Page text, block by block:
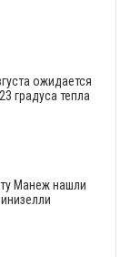
ожидается
градуса тепла
Манеж нашли